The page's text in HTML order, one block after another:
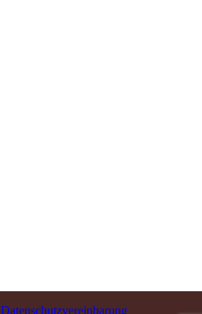
Datenschutzvereinbarung